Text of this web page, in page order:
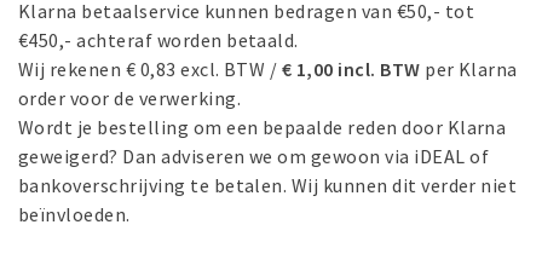
Klarna betaalservice kunnen bedragen van €50,- tot
€450,- achteraf worden betaald.
Wij rekenen € 0,83 excl. BTW / € 1,00 incl. BTW per Klarna
order voor de verwerking.
Wordt je bestelling om een bepaalde reden door Klarna
geweigerd? Dan adviseren we om gewoon via iDEAL of
bankoverschrijving te betalen. Wij kunnen dit verder niet
beïnvloeden.